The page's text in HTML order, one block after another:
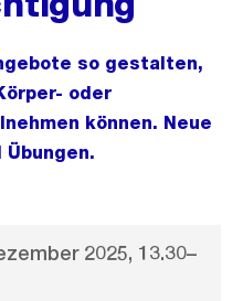
so gestalten,
oder
können. Neue
2025, 13.30–